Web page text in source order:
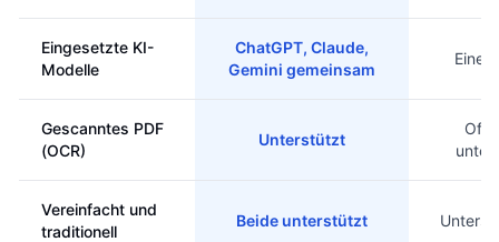
Eingesetzte KI-
Modelle
ChatGPT, Claude,
Gemini gemeinsam
Eine
Gescanntes PDF
(OCR)
Unterstützt
Oft
Vereinfacht und
traditionell
Beide unterstützt